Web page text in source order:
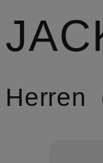
Herren